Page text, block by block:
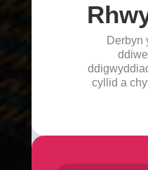
Derbyn
cyllid a